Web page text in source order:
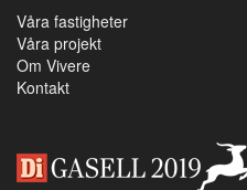
Våra fastigheter
Våra projekt
Om Vivere
Kontakt